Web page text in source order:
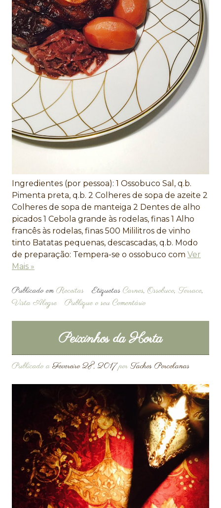
Ingredientes (por pessoa): 1 Ossobuco Sal, q.b.
Pimenta preta, q.b. 2 Colheres de sopa de azeite 2
Colheres de sopa de manteiga 2 Dentes de alho
picados 1 Cebola grande às rodelas, finas 1 Alho
francês às rodelas, finas 500 Mililitros de vinho
tinto Batatas pequenas, descascadas, q.b. Modo
de preparação: Tempera-se o ossobuco com Ver
Mais »
Publicado emReceitas Etiquetas Carnes, Ossobuco, Terrace,
Vista Alegre
Publique o seu Comentário
Peixinhos da Horta
Publicado a Fevereiro 28, 2017por Tachos Porcelanas